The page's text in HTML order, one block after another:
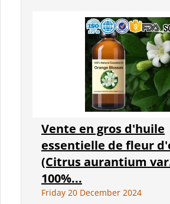
Vente en gros d'huile
essentielle de fleur
(Citrus aurantium
100%...
Friday 20 December 2024